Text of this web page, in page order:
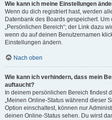
Wie kann ich meine Einstellungen
Wenn du dich registriert hast, werden
Datenbank des Boards gespeichert.
„Persönlichen Bereich“; der Link dazu
wenn du auf deinen Benutzernamen
Einstellungen ändern.
Nach oben
Wie kann ich verhindern, dass mein
auftaucht?
In deinem persönlichen Bereich findest
„Meinen Online-Status während dieser
Option einschaltest, können nur
deinen Online-Status sehen. Du wirst